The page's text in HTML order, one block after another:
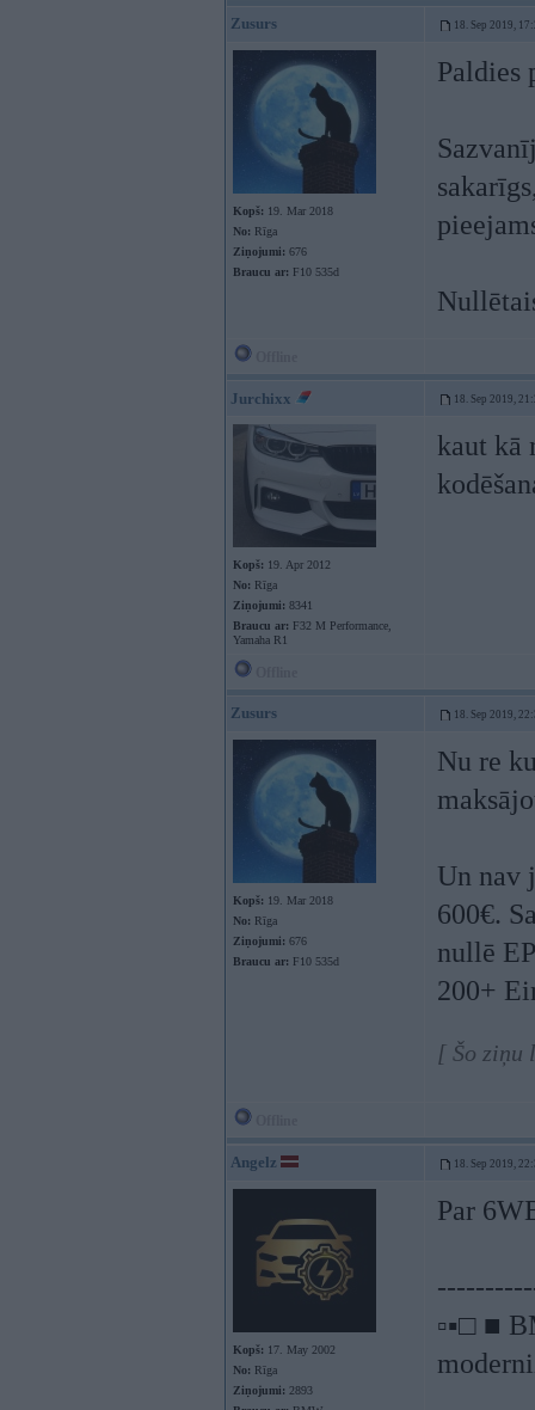
Zusurs 18. Sep 2019,
Kopš: 19. Mar 2018
No: Rīga
Ziņojumi: 676
Braucu ar: F10 535d
Paldies
Jurchixx 18. Sep 2019,
Kopš: 19. Apr 2012
No: Rīga
Ziņojumi: 8341
Braucu ar: F32 M Performance,
Yamaha R1
kaut kā
Zusurs 18. Sep 2019,
Kopš: 19. Mar 2018
No: Rīga
Ziņojumi: 676
Braucu ar: F10 535d
Nu re
Un nav
600€.
nullē
200+
[ Šo ziņu
Angelz 18. Sep 2019,
Kopš: 17. May 2002
No: Rīga
Ziņojumi: 2893
Par
▫▪□ ■